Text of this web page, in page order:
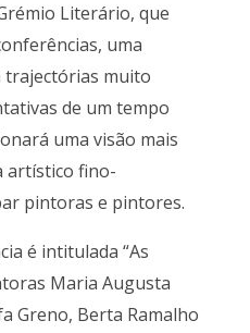
Literário, que
uma
trajectórias muito
de um tempo
uma visão mais
artístico fino-
pintoras e pintores.
é intitulada “As
Maria Augusta
Greno, Berta Ramalho